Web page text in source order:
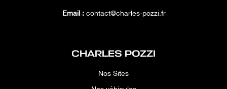
Email :contact@charles-pozzi.fr
CHARLES POZZI
Nos Sites